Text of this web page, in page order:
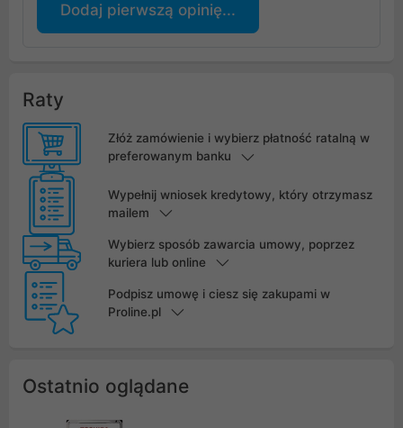
Dodaj pierwszą opinię...
Raty
Złóż zamówienie i wybierz płatność ratalną w
preferowanym banku
Wypełnij wniosek kredytowy, który otrzymasz
mailem
Wybierz sposób zawarcia umowy, poprzez
kuriera lub online
Podpisz umowę i ciesz się zakupami w
Proline.pl
Ostatnio oglądane